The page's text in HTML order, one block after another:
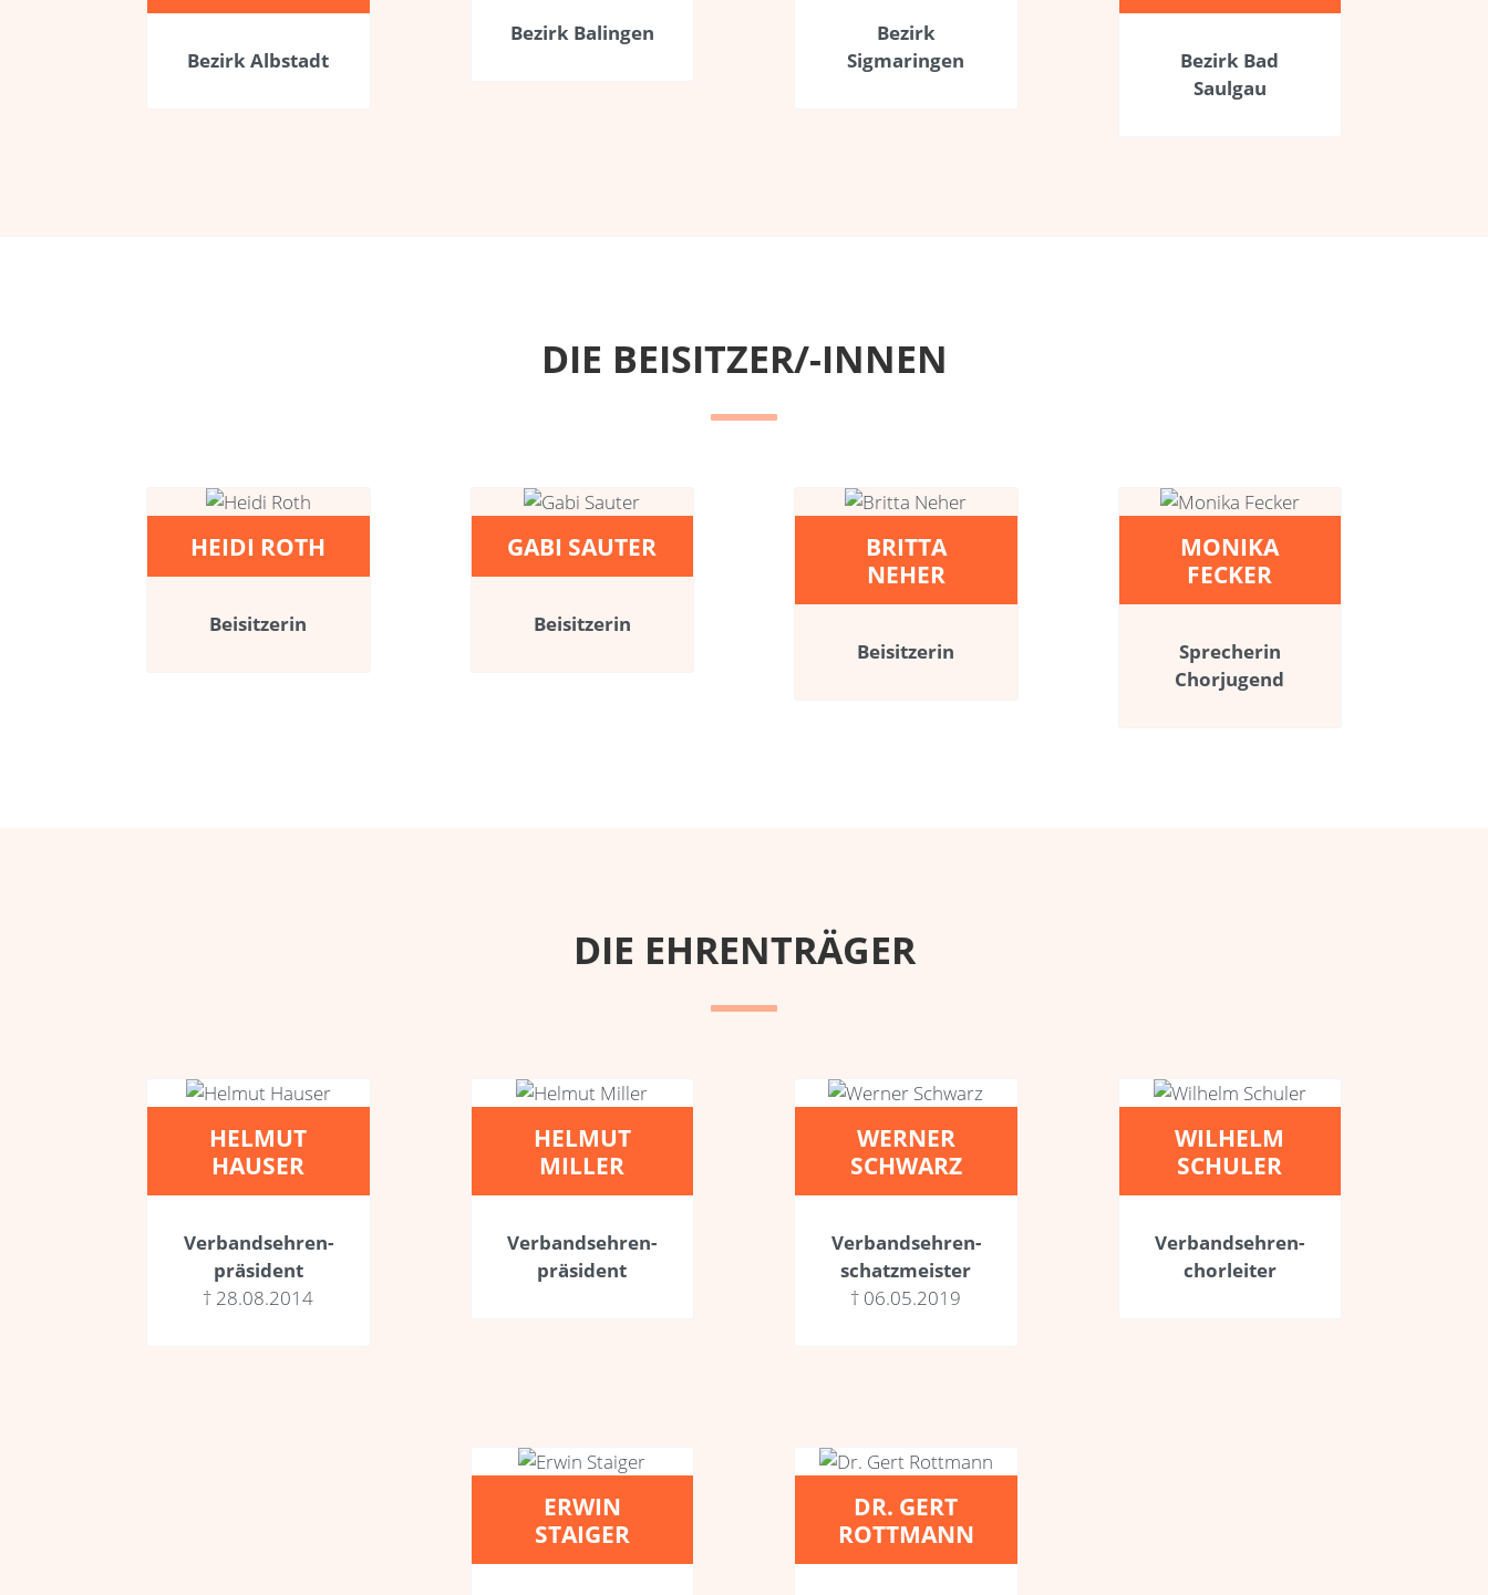
Bezirk Albstadt
Bezirk Balingen
Bezirk
Sigmaringen
Bezirk Bad
Saulgau
DIE BEISITZER/-INNEN
HEIDI ROTH
Beisitzerin
GABI SAUTER
Beisitzerin
BRITTA
NEHER
Beisitzerin
MONIKA
FECKER
Sprecherin
Chorjugend
DIE EHRENTRÄGER
HELMUT
HAUSER
Verbands­ehren­
präsident
† 28.08.2014
HELMUT
MILLER
Verbands­ehren­
präsident
WERNER
SCHWARZ
Verbands­ehren­
schatzmeister
† 06.05.2019
WILHELM
SCHULER
Verbands­ehren­
chorleiter
ERWIN
STAIGER
DR. GERT
ROTTMANN